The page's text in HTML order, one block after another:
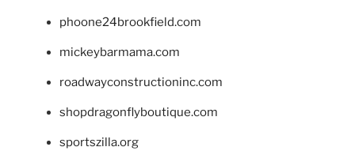
phoone24brookfield.com
mickeybarmama.com
roadwayconstructioninc.com
shopdragonflyboutique.com
sportszilla.org